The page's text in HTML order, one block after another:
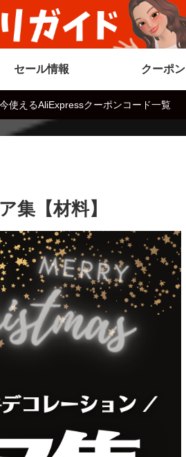
セール情報 クーポン
使えるAliExpressクーポンコード一覧
集【材料】